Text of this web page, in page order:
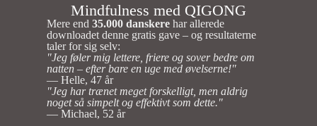
Mindfulness med QIGONG
Mere end 35.000 danskere har allerede
downloadet denne gratis gave – og resultaterne
taler for sig selv:
"Jeg føler mig lettere, friere og sover bedre om
natten – efter bare en uge med øvelserne!"
— Helle, 47 år
"Jeg har trænet meget forskelligt, men aldrig
noget så simpelt og effektivt som dette."
— Michael, 52 år